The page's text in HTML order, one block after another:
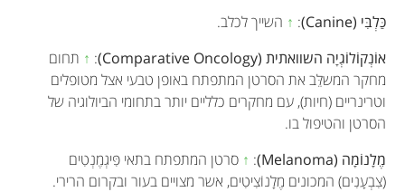
כַּלְבִּי (Canine)
:
↑ השייך לכלב.
אוֹנְקוֹלוֹגְיָה השוואתית (Comparative Oncology)
:
↑ תחום
מחקר המשלֵּב את הסרטן המתפתח באופן טבעי אצל מטופלים
וטרינריים (חיות), עם מחקרים כלליים יותר בתחומי הביולוגיה של
הסרטן והטיפול בו.
מֶלָנוֹמָה (Melanoma)
:
↑ סרטן המתפתח בתאי פִּיגְמֶנְטִים
(צִבְעָנִים) המכונים מֶלָנוֹצִיטִים, אשר מצויים בעור ובקרום הרירי.